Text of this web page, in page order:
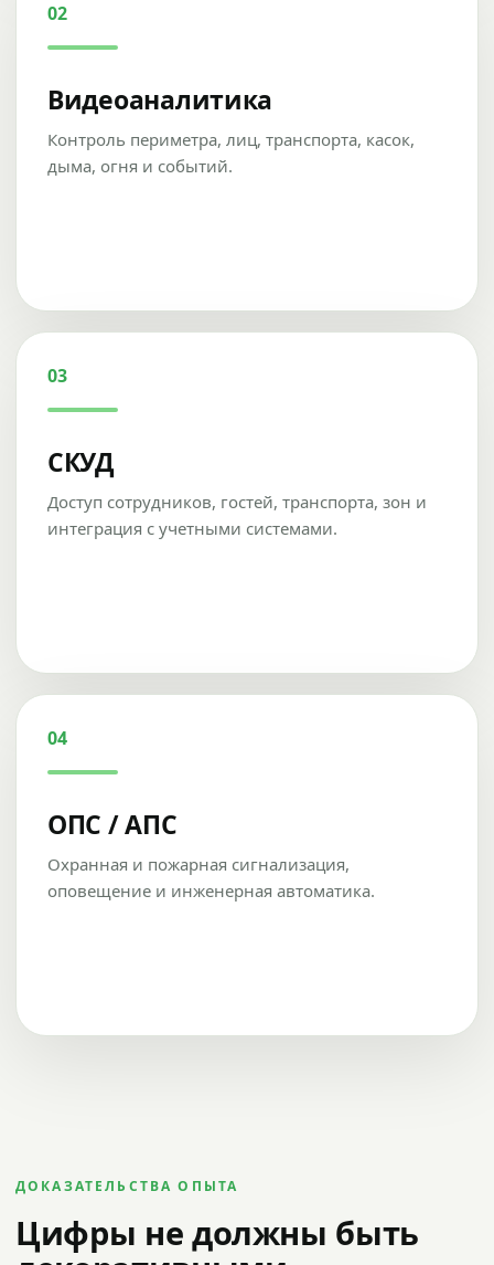
02
Видеоаналитика
Контроль периметра, лиц, транспорта, касок,
дыма, огня и событий.
03
СКУД
Доступ сотрудников, гостей, транспорта, зон и
интеграция с учетными системами.
04
ОПС / АПС
Охранная и пожарная сигнализация,
оповещение и инженерная автоматика.
ДОКАЗАТЕЛЬСТВА ОПЫТА
Цифры не должны быть